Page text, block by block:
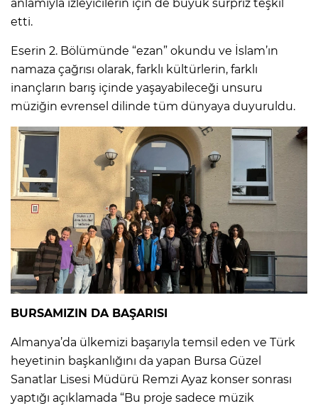
anlamıyla izleyicilerin için de büyük sürpriz teşkil
etti.
Eserin 2. Bölümünde “ezan” okundu ve İslam’ın
namaza çağrısı olarak, farklı kültürlerin, farklı
inançların barış içinde yaşayabileceği unsuru
müziğin evrensel dilinde tüm dünyaya duyuruldu.
BURSAMIZIN DA BAŞARISI
Almanya’da ülkemizi başarıyla temsil eden ve Türk
heyetinin başkanlığını da yapan Bursa Güzel
Sanatlar Lisesi Müdürü Remzi Ayaz konser sonrası
yaptığı açıklamada “Bu proje sadece müzik